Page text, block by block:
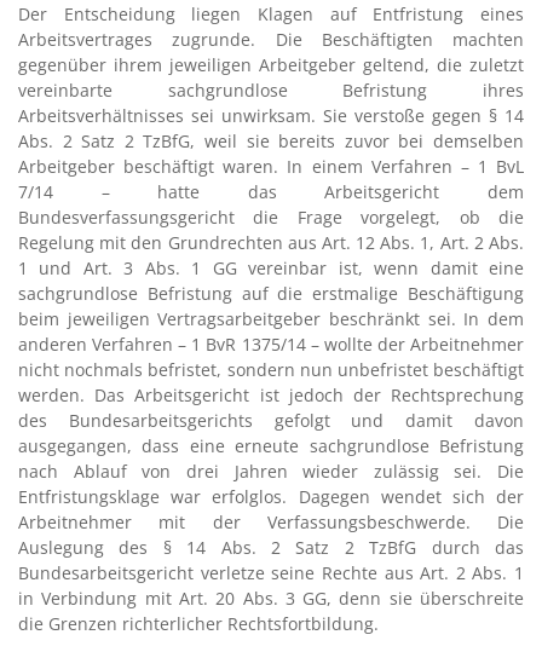
Der Entscheidung liegen Klagen auf Entfristung eines
Arbeitsvertrages zugrunde. Die Beschäftigten machten
gegenüber ihrem jeweiligen Arbeitgeber geltend, die zuletzt
vereinbarte sachgrundlose Befristung ihres
Arbeitsverhältnisses sei unwirksam. Sie verstoße gegen § 14
Abs. 2 Satz 2 TzBfG, weil sie bereits zuvor bei demselben
Arbeitgeber beschäftigt waren. In einem Verfahren – 1 BvL
7/14 – hatte das Arbeitsgericht dem
Bundesverfassungsgericht die Frage vorgelegt, ob die
Regelung mit den Grundrechten aus Art. 12 Abs. 1, Art. 2 Abs.
1 und Art. 3 Abs. 1 GG vereinbar ist, wenn damit eine
sachgrundlose Befristung auf die erstmalige Beschäftigung
beim jeweiligen Vertragsarbeitgeber beschränkt sei. In dem
anderen Verfahren – 1 BvR 1375/14 – wollte der Arbeitnehmer
nicht nochmals befristet, sondern nun unbefristet beschäftigt
werden. Das Arbeitsgericht ist jedoch der Rechtsprechung
des Bundesarbeitsgerichts gefolgt und damit davon
ausgegangen, dass eine erneute sachgrundlose Befristung
nach Ablauf von drei Jahren wieder zulässig sei. Die
Entfristungsklage war erfolglos. Dagegen wendet sich der
Arbeitnehmer mit der Verfassungsbeschwerde. Die
Auslegung des § 14 Abs. 2 Satz 2 TzBfG durch das
Bundesarbeitsgericht verletze seine Rechte aus Art. 2 Abs. 1
in Verbindung mit Art. 20 Abs. 3 GG, denn sie überschreite
die Grenzen richterlicher Rechtsfortbildung.